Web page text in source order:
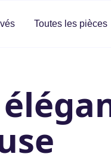
Toutes les pièces